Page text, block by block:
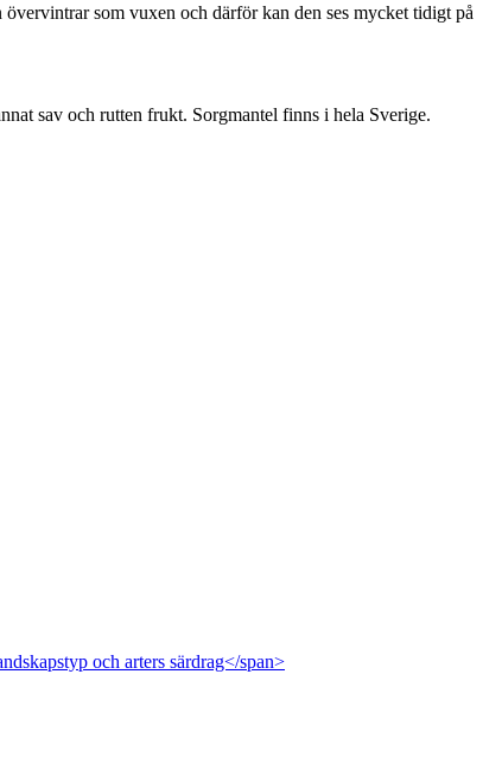
som vuxen och därför kan den ses mycket tidigt på
sav och rutten frukt. Sorgmantel finns i hela Sverige.
och arters särdrag</span>